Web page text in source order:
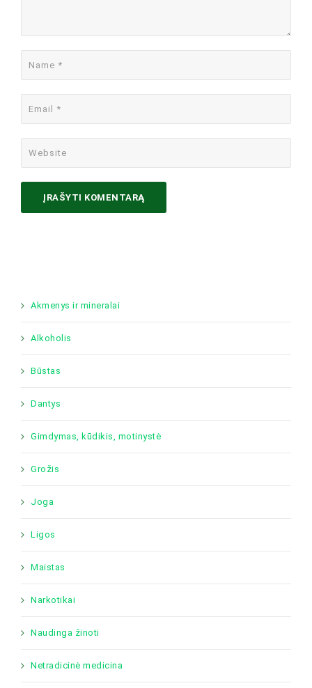
Akmenys ir mineralai
Alkoholis
Būstas
Dantys
Gimdymas, kūdikis, motinystė
Grožis
Joga
Ligos
Maistas
Narkotikai
Naudinga žinoti
Netradicinė medicina